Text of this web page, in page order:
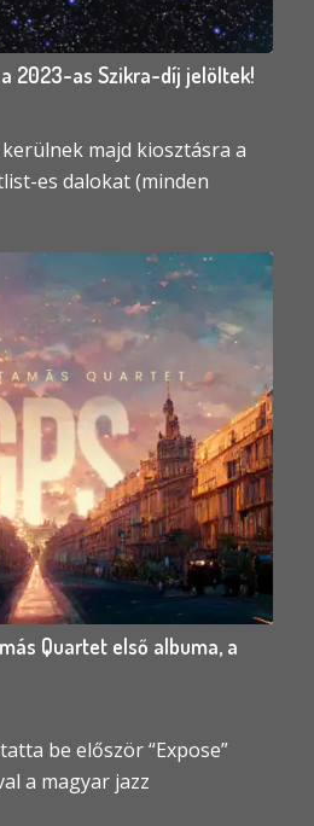
2023-as Szikra-díj jelöltek!
majd kiosztásra a
es dalokat (minden
Quartet első albuma, a
be először “Expose”
a magyar jazz